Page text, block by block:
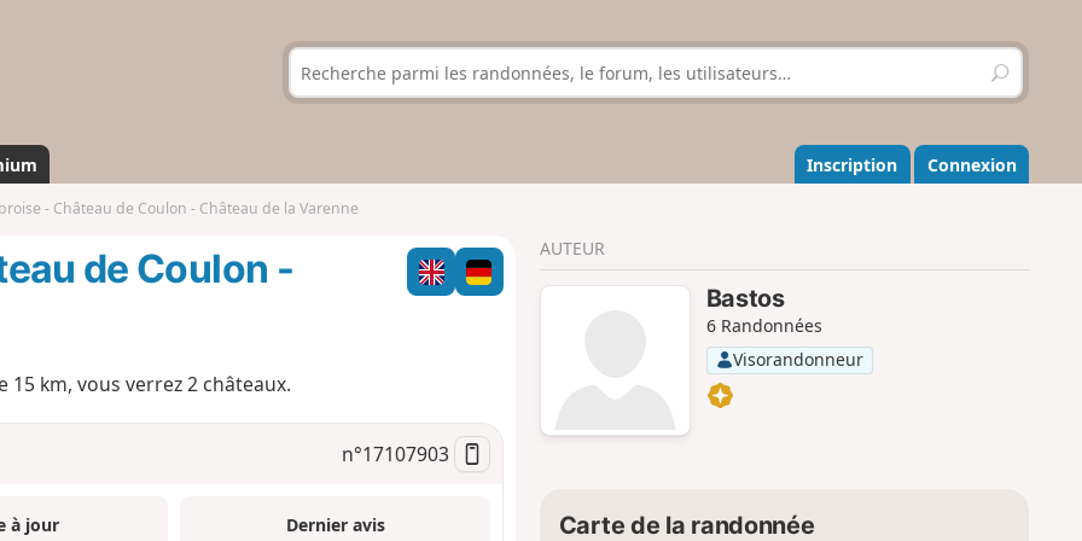
R
e
h
e
r
r
Inscription Connexion
- Château de Coulon - Château de la Varenne
de Coulon -
km, vous verrez 2 châteaux.
n°17107903
à jour
Dernier avis
AUTEUR
Bastos
6 Randonnées
Visorandonneur
Carte de la randonnée